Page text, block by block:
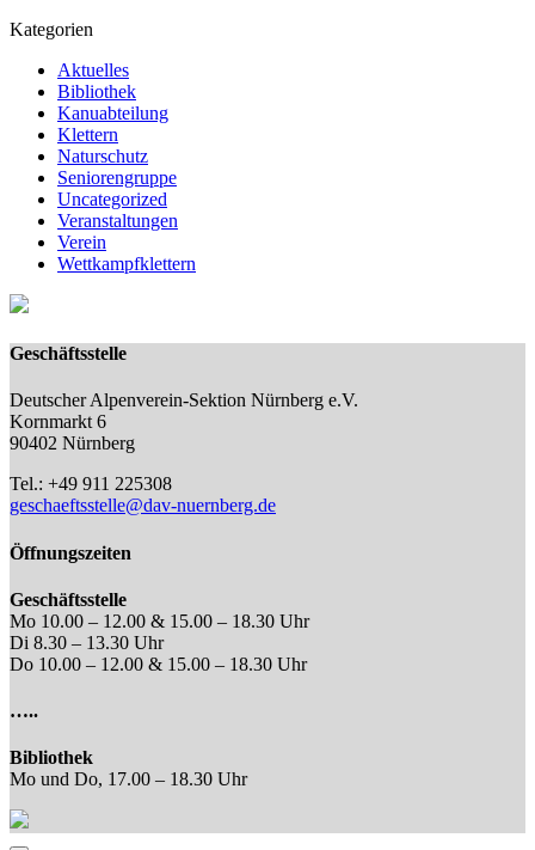
Kategorien
Aktuelles
Bibliothek
Kanuabteilung
Klettern
Naturschutz
Seniorengruppe
Uncategorized
Veranstaltungen
Verein
Wettkampfklettern
Geschäftsstelle
Deutscher Alpenverein-Sektion Nürnberg e.V.
Kornmarkt 6
90402 Nürnberg
Tel.: +49 911 225308
geschaeftsstelle@dav-nuernberg.de
Öffnungszeiten
Geschäftsstelle
Mo 10.00 – 12.00 & 15.00 – 18.30 Uhr
Di 8.30 – 13.30 Uhr
Do 10.00 – 12.00 & 15.00 – 18.30 Uhr
…..
Bibliothek
Mo und Do, 17.00 – 18.30 Uhr